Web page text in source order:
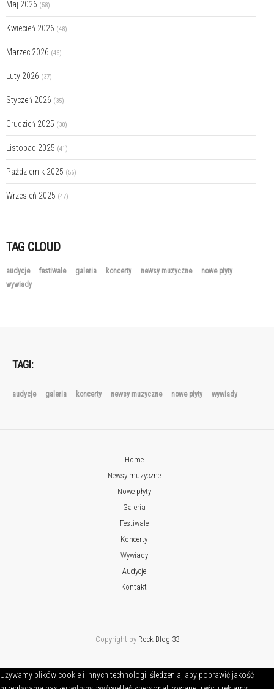
Maj 2026 (58)
Kwiecień 2026 (48)
Marzec 2026 (46)
Luty 2026 (37)
Styczeń 2026 (35)
Grudzień 2025 (30)
Listopad 2025 (41)
Październik 2025 (56)
Wrzesień 2025 (47)
TAG CLOUD
audycje festiwale galeria koncerty newsy muzyczne
nowe płyty
wywiady
TAGI:
audycje galeria koncerty newsy muzyczne nowe płyty wywiady
Home
Newsy muzyczne
Nowe płyty
Galeria
Festiwale
Koncerty
Wywiady
Audycje
Kontakt
Copyright by Rock Blog 33
Używamy plików cookie i innych technologii śledzenia, aby poprawić jakość